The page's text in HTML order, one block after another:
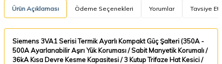
Ürün Açıklaması Ödeme Seçenekleri Yorumlar Tavsiye Et
Siemens 3VA1 Serisi Termik Ayarlı Kompakt Güç Şalteri (350A -
500A Ayarlanabilir Aşırı Yük Koruması / Sabit Manyetik Korumalı /
36kA Kısa Devre Kesme Kapasitesi / 3 Kutup Trifaze Hat Kesici /